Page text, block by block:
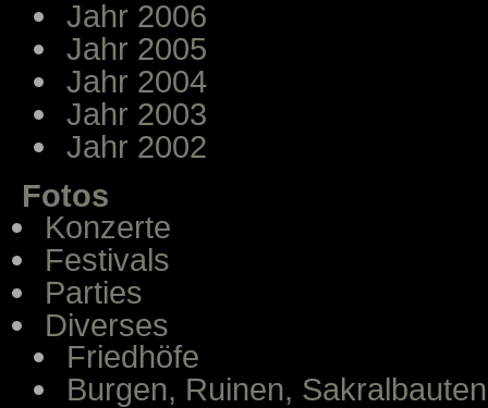
Jahr 2006
Jahr 2005
Jahr 2004
Jahr 2003
Jahr 2002
Fotos
Konzerte
Festivals
Parties
Diverses
Friedhöfe
Burgen, Ruinen, Sakralbauten